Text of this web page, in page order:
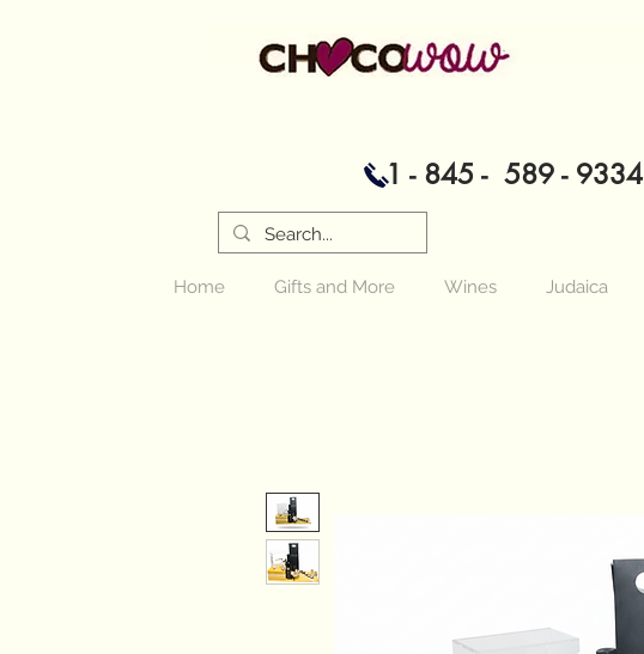
1 - 845 - 589 - 9334
Home Gifts and More Wines Judaica